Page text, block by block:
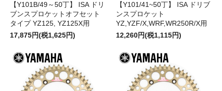
【Y101B/49～50丁】 ISA ドリ
ブンスプロケットオフセット
タイプ YZ125, YZ125X用
17,875円(税1,625円)
【Y101/41~50丁】 ISA ドリブ
ンスプロケット
YZ,YZF/X,WRF,WR250R/X用
12,260円(税1,115円)